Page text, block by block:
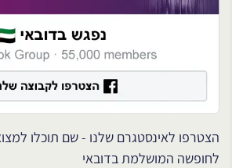
הצטרפו לאינסטגרם שלנו - שם תוכלו
לחופשה המושלמת בדובאי